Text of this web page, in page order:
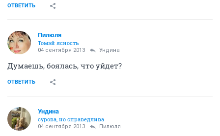
ОТВЕТИТЬ
Пилюля
Томэй ясность
04 сентября 2013 Ундинa
Думаешь, боялась, что уйдет?
ОТВЕТИТЬ
Ундинa
сурова, но справедлива
04 сентября 2013 Пилюля